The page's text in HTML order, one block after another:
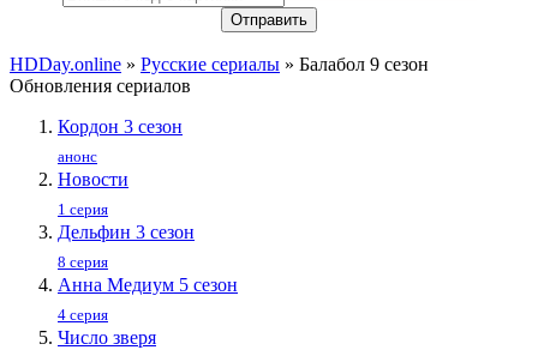
Отправить
HDDay.online » Русские сериалы » Балабол 9 сезон
Обновления сериалов
Кордон 3 сезон
анонс
Новости
1 серия
Дельфин 3 сезон
8 серия
Анна Медиум 5 сезон
4 серия
Число зверя